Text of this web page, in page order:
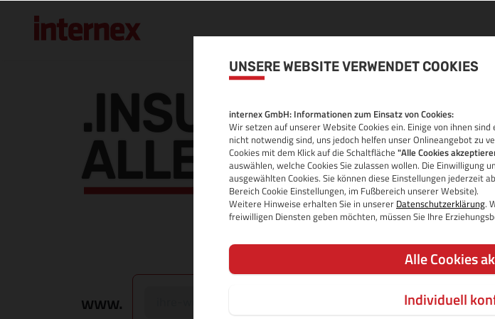
UNSERE WEBSITE VERWENDET COOKIES
internex GmbH: Informationen zum Einsatz von Cookies:
Wir setzen auf unserer Website Cookies ein. Einige von ihnen
nicht notwendig sind, uns jedoch helfen unser Onlineangebot zu
Cookies mit dem Klick auf die Schaltfläche "Alle Cookies
auswählen, welche Cookies Sie zulassen wollen. Die Einwilligung
ausgewählten Cookies. Sie können diese Einstellungen jederzeit
Bereich Cookie Einstellungen, im Fußbereich unserer Website).
Weitere Hinweise erhalten Sie in unserer Datenschutzerklärung.
freiwilligen Diensten geben möchten, müssen Sie Ihre
Alle Cookies
Individuell
.INSURE DOMAIN
ALLE INFOS
www. JETZT DOMAIN PRÜFEN